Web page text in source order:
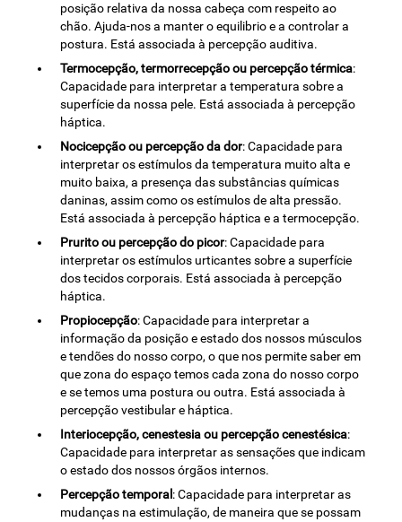
posição relativa da nossa cabeça com respeito ao
chão. Ajuda-nos a manter o equilibrio e a controlar a
postura. Está associada à percepção auditiva.
Termocepção, termorrecepção ou percepção térmica:
Capacidade para interpretar a temperatura sobre a
superfície da nossa pele. Está associada à percepção
háptica.
Nocicepção ou percepção da dor: Capacidade para
interpretar os estímulos da temperatura muito alta e
muito baixa, a presença das substâncias químicas
daninas, assim como os estímulos de alta pressão.
Está associada à percepção háptica e a termocepção.
Prurito ou percepção do picor: Capacidade para
interpretar os estímulos urticantes sobre a superfície
dos tecidos corporais. Está associada à percepção
háptica.
Propiocepção: Capacidade para interpretar a
informação da posição e estado dos nossos músculos
e tendões do nosso corpo, o que nos permite saber em
que zona do espaço temos cada zona do nosso corpo
e se temos uma postura ou outra. Está associada à
percepção vestibular e háptica.
Interiocepção, cenestesia ou percepção cenestésica:
Capacidade para interpretar as sensações que indicam
o estado dos nossos órgãos internos.
Percepção temporal : Capacidade para interpretar as
mudanças na estimulação, de maneira que se possam